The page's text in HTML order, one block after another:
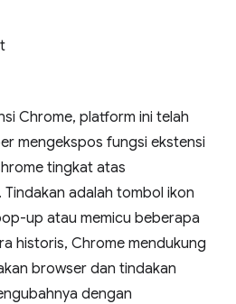
Chrome, platform ini telah
mengekspos fungsi ekstensi
tingkat atas
Tindakan adalah tombol ikon
up atau memicu beberapa
historis, Chrome mendukung
browser dan tindakan
dengan